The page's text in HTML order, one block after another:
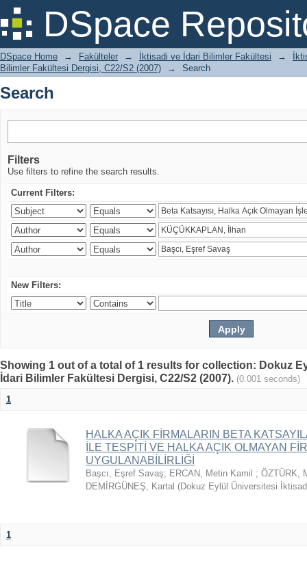
DSpace
Search
DSpace Home → Fakülteler → İktisadi ve İdari Bilimler Fakültesi →
Bilimler Fakültesi Dergisi, C22/S2 (2007)
→ Search
Search
Filters
Use filters to refine the search results.
Current Filters:
New Filters:
Showing 1 out of a total of 1 results for collection: Dokuz
İdari Bilimler Fakültesi Dergisi, C22/S2 (2007). (0.001 seconds)
1
HALKA AÇIK FİRMALARIN BETA
İLE TESPİTİ VE HALKA AÇIK OLMAYAN
UYGULANABİLİRLİĞİ
Başcı, Eşref Savaş; ERCAN, Metin Kamil ; ÖZTÜRK,
DEMİRGÜNEŞ, Kartal (Dokuz Eylül Üniversitesi
1